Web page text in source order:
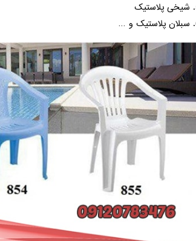
شیخی پلاستیک
سبلان پلاستیک و …